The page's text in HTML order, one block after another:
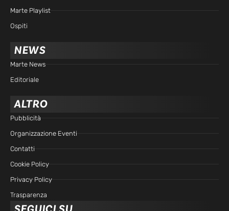
Marte Playlist
Ospiti
NEWS
Marte News
Editoriale
ALTRO
Pubblicità
Organizzazione Eventi
Contatti
Cookie Policy
Privacy Policy
Trasparenza